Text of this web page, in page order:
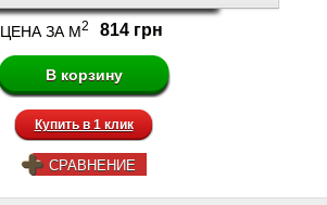
ЦЕНА ЗА М2 814 грн
Купить в 1 клик
СРАВНЕНИЕ